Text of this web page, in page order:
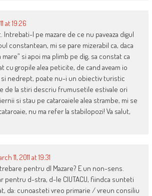
at 19:26
Intrebati-l pe mazare de ce nu paveaza digul
constantean, mi se pare mizerabil ca, daca
si apoi ma plimb pe dig, sa constat ca
cu gropile alea peticite, de cand aveam io
si nedrept, poate nu-i un obiectiv turistic
de la stiri descriu frumusetile estivale ori
si stau pe cataroaiele alea strambe, mi se
nu ma refer la stabilopozi! Va salut,
11, 2011 at 19:31
pentru dl Mazare? E un non-sens.
pentru d-stra, d-le CIUTACU, fiindca sunteti
da: cunoasteti vreo primarie / vreun consiliu